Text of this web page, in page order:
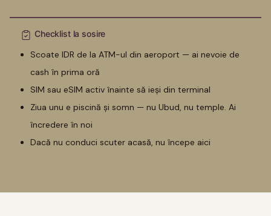
Checklist la sosire
Scoate IDR de la ATM-ul din aeroport — ai nevoie de
cash în prima oră
SIM sau eSIM activ înainte să ieși din terminal
Ziua unu e piscină și somn — nu Ubud, nu temple. Ai
încredere în noi
Dacă nu conduci scuter acasă, nu începe aici